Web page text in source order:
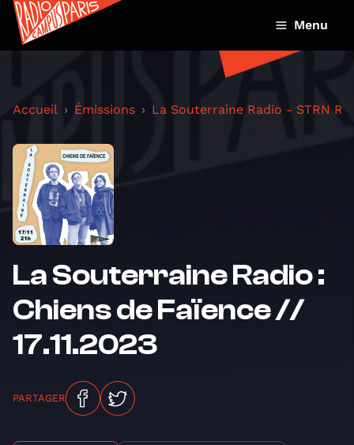
Menu
Accueil Émissions La Souterraine Radio - STRN
La Souterraine Radio :
Chiens de Faïence //
17.11.2023
PARTAGER